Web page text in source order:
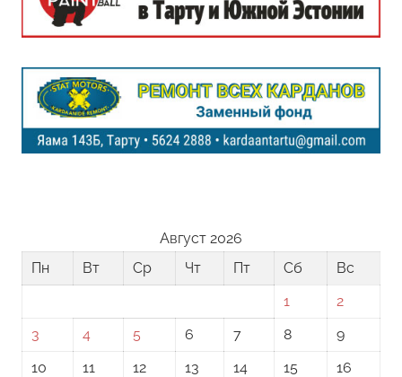
Август 2026
Пн
Вт Ср Чт Пт Сб
Вс
1
2
3
4 5 6 7 8
9
10
11 12 13 14 15
16